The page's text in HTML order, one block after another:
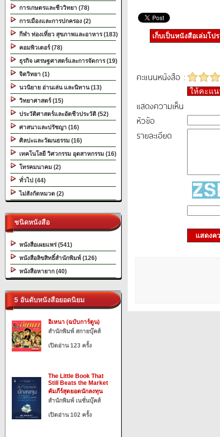
การเกษตรและชีววิทยา (78)
การเมืองและการปกครอง (2)
กีฬา ท่องเที่ยว สุขภาพและอาหาร (183)
คอมพิวเตอร์ (78)
ธุรกิจ เศรษฐศาสตร์และการจัดการ (19)
จิตวิทยา (1)
นวนิยาย อ่านเล่น และนิทาน (13)
วิทยาศาสตร์ (15)
ประวัติศาสตร์และอัตชีวประวัติ (52)
ศาสนาและปรัชญา (16)
ศิลปะและวัฒนธรรม (16)
เทคโนโลยี วิศวกรรม อุตสาหกรรม (16)
โทรคมนาคม (2)
ทั่วไป (44)
ไม่สังกัดหมวด (2)
ชนิดหนังสือ
หนังสือเผยแพร่ (541)
หนังสือลิขสิทธิ์สำนักพิมพ์ (126)
หนังสือหายาก (40)
5 อันดับหนังสือยอดนิยม
อิเหนา (ฉบับการ์ตูน)
สำนักพิมพ์ สกายบุ๊คส์
เปิดอ่าน 123 ครั้ง
The Little Book That
Still Beats the Market
คัมภีร์สุดยอดนักลงทุน
สำนักพิมพ์ เนชั่นบุ๊คส์
เปิดอ่าน 102 ครั้ง
เก็บเป็นหนังสือเล่มโป
คะแนนหนังสือ :
ให้คะแ
แสดงความเห็น
หัวข้อ
รายละเอียด
แสดงค